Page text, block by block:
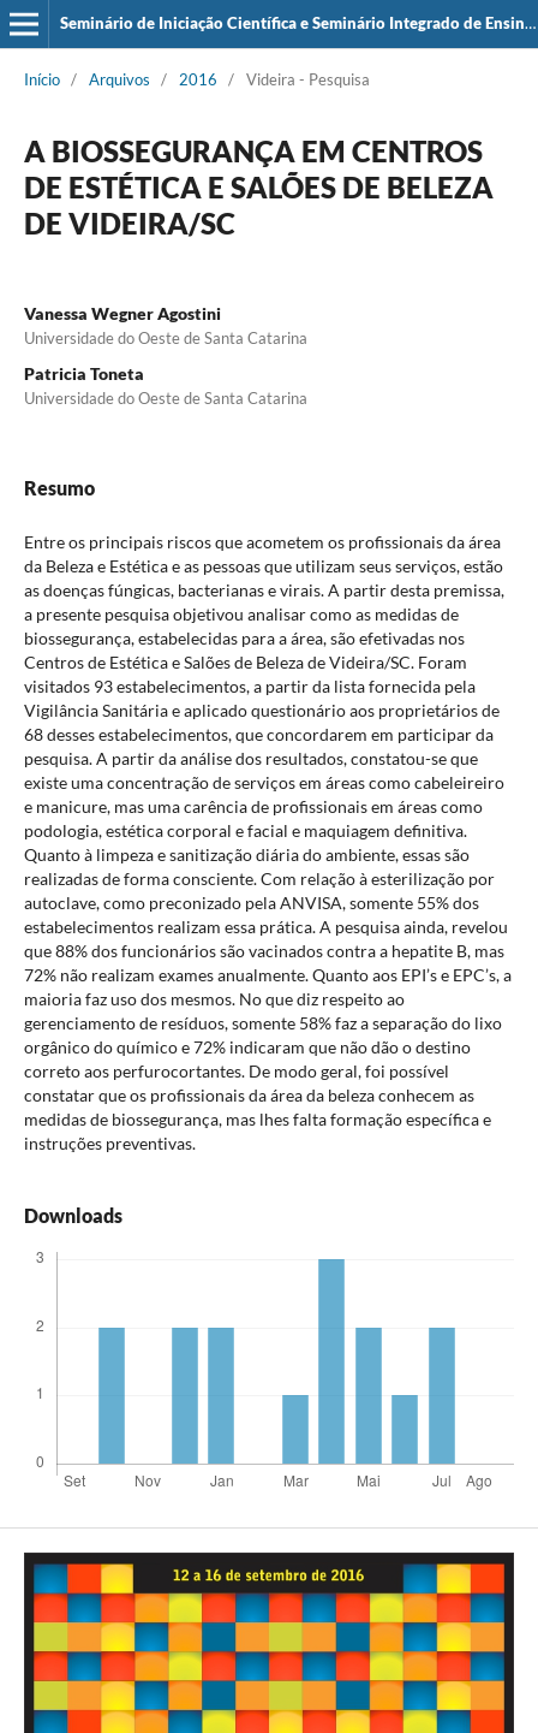
Seminário de Iniciação Científica e Seminário Integrado de Ensino, Pesquisa e Extensão (SIEPE)
Início / Arquivos / 2016 / Videira - Pesquisa
A BIOSSEGURANÇA EM CENTROS
DE ESTÉTICA E SALÕES DE BELEZA
DE VIDEIRA/SC
Vanessa Wegner Agostini
Universidade do Oeste de Santa Catarina
Patricia Toneta
Universidade do Oeste de Santa Catarina
Resumo
Entre os principais riscos que acometem os profissionais da área
da Beleza e Estética e as pessoas que utilizam seus serviços, estão
as doenças fúngicas, bacterianas e virais. A partir desta premissa,
a presente pesquisa objetivou analisar como as medidas de
biossegurança, estabelecidas para a área, são efetivadas nos
Centros de Estética e Salões de Beleza de Videira/SC. Foram
visitados 93 estabelecimentos, a partir da lista fornecida pela
Vigilância Sanitária e aplicado questionário aos proprietários de
68 desses estabelecimentos, que concordarem em participar da
pesquisa. A partir da análise dos resultados, constatou-se que
existe uma concentração de serviços em áreas como cabeleireiro
e manicure, mas uma carência de profissionais em áreas como
podologia, estética corporal e facial e maquiagem definitiva.
Quanto à limpeza e sanitização diária do ambiente, essas são
realizadas de forma consciente. Com relação à esterilização por
autoclave, como preconizado pela ANVISA, somente 55% dos
estabelecimentos realizam essa prática. A pesquisa ainda, revelou
que 88% dos funcionários são vacinados contra a hepatite B, mas
72% não realizam exames anualmente. Quanto aos EPI’s e EPC’s, a
maioria faz uso dos mesmos. No que diz respeito ao
gerenciamento de resíduos, somente 58% faz a separação do lixo
orgânico do químico e 72% indicaram que não dão o destino
correto aos perfurocortantes. De modo geral, foi possível
constatar que os profissionais da área da beleza conhecem as
medidas de biossegurança, mas lhes falta formação específica e
instruções preventivas.
Downloads